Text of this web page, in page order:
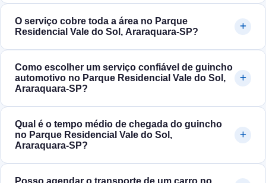
O serviço cobre toda a área no Parque
Residencial Vale do Sol, Araraquara‑SP?
Como escolher um serviço confiável de guincho
automotivo no Parque Residencial Vale do Sol,
Araraquara‑SP?
Qual é o tempo médio de chegada do guincho
no Parque Residencial Vale do Sol,
Araraquara‑SP?
Posso agendar o transporte de um carro no